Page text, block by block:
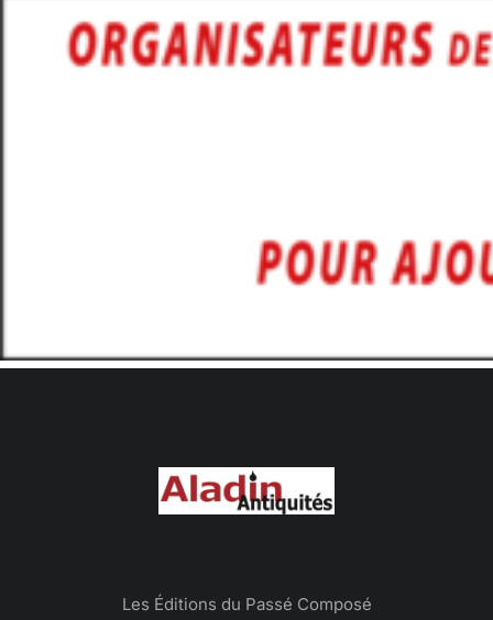
Les Éditions du Passé Composé